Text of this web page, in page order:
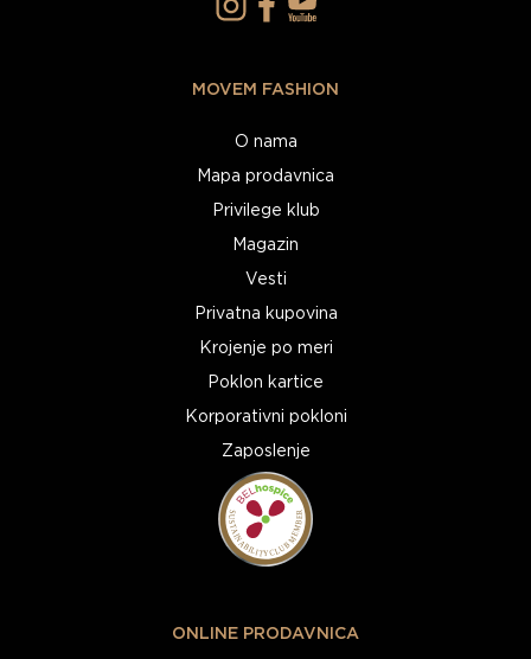
MOVEM FASHION
O nama
Mapa prodavnica
Privilege klub
Magazin
Vesti
Privatna kupovina
Krojenje po meri
Poklon kartice
Korporativni pokloni
Zaposlenje
ONLINE PRODAVNICA